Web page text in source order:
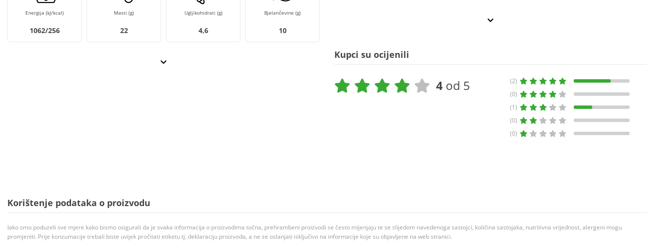
Energija (kJ/kcal)
1062/256
Masti (g)
22
Ugljikohidrati (g)
4,6
Bjelančevine (g)
10
Kupci su ocijenili
4 od 5
(2)
(0)
(1)
(0)
(0)
Korištenje podataka o proizvodu
Iako smo poduzeli sve mjere kako bismo osigurali da je svaka informacija o proizvodima točna, prehrambeni proizvodi se često mijenjaju te se slijedom navedenoga sastojci, količina sastojaka, nutritivna vrijednost, alergeni mogu
promjeniti. Prije konzumacije trebali biste uvijek pročitati etiketu tj. deklaraciju proizvoda, a ne se oslanjati isključivo na informacije koje su objavljene na web stranici.